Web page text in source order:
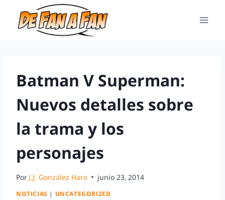
Batman V Superman:
Nuevos detalles sobre
la trama y los
personajes
Por J.J. González Haro junio 23, 2014
NOTICIAS | UNCATEGORIZED